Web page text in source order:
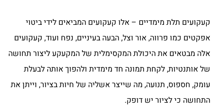
קעקועים תלת מימדיים – אלו קעקועים המביאים לידי ביטוי
אפקטים כמו פרווה, אור וצל, הבעה בעיניים, נפח ועוד, קעקועים
אלה מבטאים את היכולת המקסימלית של המקעקע ליצור תחושה
של אותנטיות, לקחת תמונה חד מימדית ולהפוך אותה לבעלת
עומק, חספוס, תנועה, מה שייצר אשליה של חיות בציור, וייתן את
התחושה כי לציור יש דופק.